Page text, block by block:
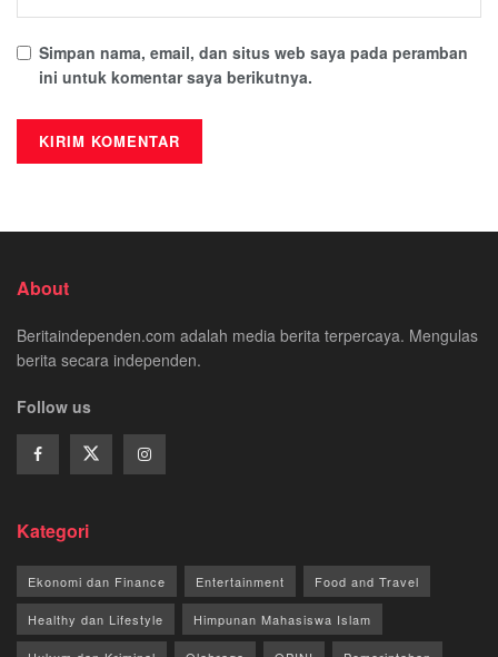
Simpan nama, email, dan situs web saya pada peramban
ini untuk komentar saya berikutnya.
About
Beritaindependen.com adalah media berita terpercaya. Mengulas
berita secara independen.
Follow us
Kategori
Ekonomi dan Finance Entertainment Food and Travel
Healthy dan Lifestyle Himpunan Mahasiswa Islam